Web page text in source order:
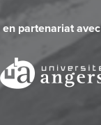
en partenariat avec